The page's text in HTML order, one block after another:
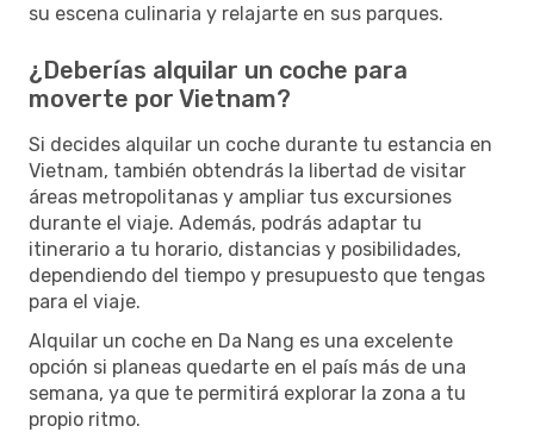
su escena culinaria y relajarte en sus parques.
¿Deberías alquilar un coche para
moverte por Vietnam?
Si decides alquilar un coche durante tu estancia en
Vietnam, también obtendrás la libertad de visitar
áreas metropolitanas y ampliar tus excursiones
durante el viaje. Además, podrás adaptar tu
itinerario a tu horario, distancias y posibilidades,
dependiendo del tiempo y presupuesto que tengas
para el viaje.
Alquilar un coche en Da Nang es una excelente
opción si planeas quedarte en el país más de una
semana, ya que te permitirá explorar la zona a tu
propio ritmo.